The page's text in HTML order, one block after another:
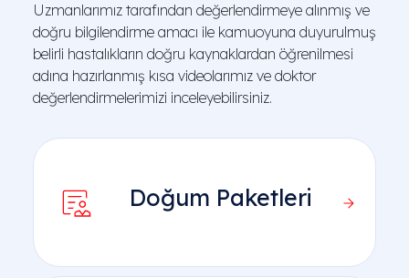
Uzmanlarımız tarafından değerlendirmeye alınmış ve
doğru bilgilendirme amacı ile kamuoyuna duyurulmuş
belirli hastalıkların doğru kaynaklardan öğrenilmesi
adına hazırlanmış kısa videolarımız ve doktor
değerlendirmelerimizi inceleyebilirsiniz.
Doğum Paketleri